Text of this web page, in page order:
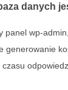
danych
panel wp-admin,
generowanie
czasu